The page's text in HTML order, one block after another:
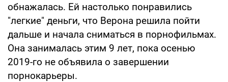
обнажалась. Ей настолько понравились
"легкие" деньги, что Верона решила пойти
дальше и начала сниматься в порнофильмах.
Она занималась этим 9 лет, пока осенью
2019-го не объявила о завершении
порнокарьеры.